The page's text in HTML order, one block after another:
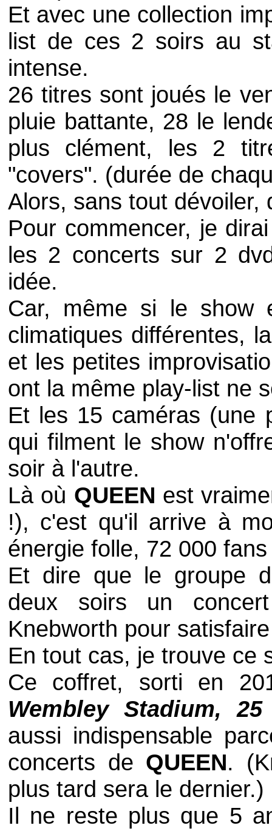
Et avec une collection
list de ces 2 soirs au
intense.
26 titres sont joués le
pluie battante, 28 le
plus clément, les 2
"covers". (durée de
Alors, sans tout dévoiler,
Pour commencer, je
les 2 concerts sur 2
idée.
Car, même si le show
climatiques différentes,
et les petites
ont la même play-list ne
Et les 15 caméras (une
qui filment le show
soir à l'autre.
Là où QUEEN est
!), c'est qu'il arrive à
énergie folle, 72 000
Et dire que le groupe
deux soirs un
Knebworth pour
En tout cas, je trouve ce
Ce coffret, sorti en
Wembley Stadium,
aussi indispensable
concerts de QUEEN. (
plus tard sera le dernier.)
Il ne reste plus que 5